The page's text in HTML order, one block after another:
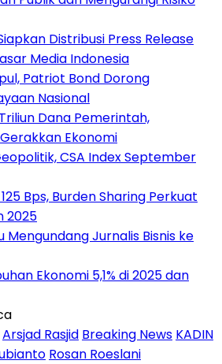
Distribusi Press Release
Media Indonesia
Patriot Bond Dorong
Nasional
Dana Pemerintah,
Ekonomi
CSA Index September
Bps, Burden Sharing Perkuat
2025
Mengundang Jurnalis Bisnis ke
Ekonomi 5,1% di 2025 dan
Arsjad Rasjid Breaking News KADIN
Rosan Roeslani